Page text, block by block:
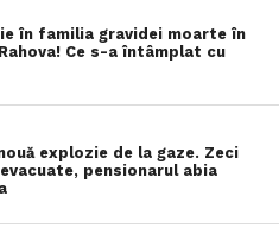
în familia gravidei moarte în
Ce s-a întâmplat cu
explozie de la gaze. Zeci
pensionarul abia